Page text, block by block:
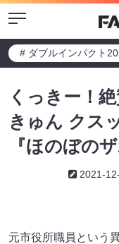
Menu
# ダブルインパクト
くっきー！
きゅん クス
『ほのぼの
2021-
元市役所職員という